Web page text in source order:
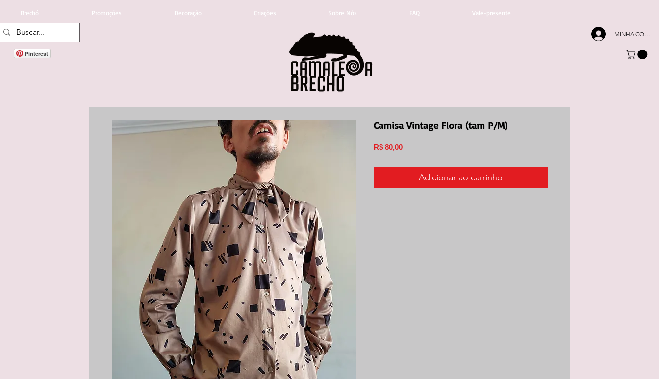
Brechó Promoções Decoração Criações Sobre Nós FAQ Vale-presente
MINHA CONTA
Pinterest
Camisa Vintage Flora (tam P/M)
R$ 80,00Preço
Adicionar ao carrinho